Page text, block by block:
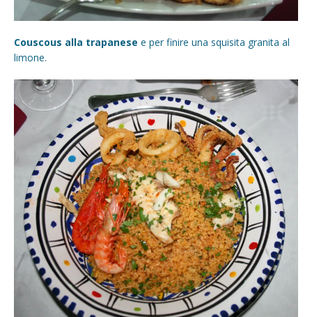
Couscous alla trapanese e per finire una squisita granita al
limone.